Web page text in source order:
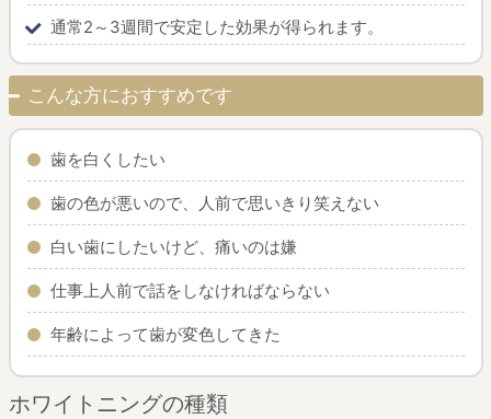
通常2～3週間で安定した効果が得られます。
こんな方におすすめです
歯を白くしたい
歯の色が悪いので、人前で思いきり笑えない
白い歯にしたいけど、痛いのは嫌
仕事上人前で話をしなければならない
年齢によって歯が変色してきた
ホワイトニングの種類